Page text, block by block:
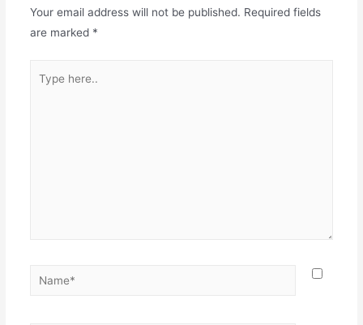
Your email address will not be published. Required fields
are marked *
here..
Name*